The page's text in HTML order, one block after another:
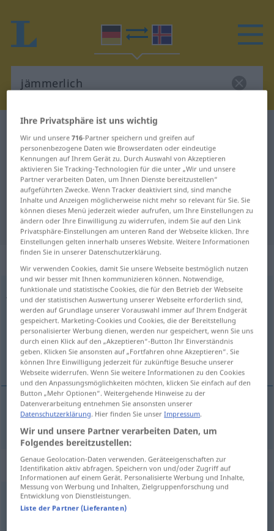
Deutsch-Isländisch Wörterbuch
Deutsch-Isländisch Übersetzung
für "jämmerlich"
"jämmerlich" Isländisch
Übersetzung
„jämmerlich“
jämmerlich
Übersicht aller Übersetzungen
(Für mehr Details die Übersetzung anklicken/antippen)
aumur
aumur jämmerlich
Synonyme für "jämmerlich"
minderwertig,gering,windig (ugs.)
Ihre Privatsphäre ist uns wichtig
Wir und unsere716-Partner speichern und greifen auf
personenbezogene Daten wie Browserdaten oder eindeutige
Kennungen auf Ihrem Gerät zu. Durch Auswahl von Akzeptieren
aktivieren Sie Tracking-Technologien für die unter „Wir und unsere
Partner verarbeiten Daten, um Ihnen Dienste bereitzustellen“
aufgeführten Zwecke. Wenn Tracker deaktiviert sind, sind manche
Inhalte und Anzeigen möglicherweise nicht mehr so relevant für Sie. Sie
können dieses Menü jederzeit wieder aufrufen, um Ihre Einstellungen zu
ändern oder Ihre Einwilligung zu widerrufen, indem Sie auf den Link
Privatsphäre-Einstellungen am unteren Rand der Webseite klicken. Ihre
Einstellungen gelten innerhalb unseres Website. Weitere Informationen
finden Sie in unserer Datenschutzerklärung.
Wir verwenden Cookies, damit Sie unsere Webseite bestmöglich nutzen
und wir besser mit Ihnen kommunizieren können. Notwendige,
funktionale und statistische Cookies, die für den Betrieb der Webseite
und der statistischen Auswertung unserer Webseite erforderlich sind,
werden auf Grundlage unserer Vorauswahl immer auf Ihrem Endgerät
gespeichert. Marketing-Cookies und Cookies, die der Bereitstellung
personalisierter Werbung dienen, werden nur gespeichert, wenn Sie uns
durch einen Klick auf den „Akzeptieren“-Button Ihr Einverständnis
geben. Klicken Sie ansonsten auf „Fortfahren ohne Akzeptieren“. Sie
können Ihre Einwilligung jederzeit für zukünftige Besuche unserer
Webseite widerrufen. Wenn Sie weitere Informationen zu den Cookies
und den Anpassungsmöglichkeiten möchten, klicken Sie einfach auf den
Button „Mehr Optionen“. Weitergehende Hinweise zu der
Datenverarbeitung entnehmen Sie ansonsten unserer
Datenschutzerklärung. Hier finden Sie unserImpressum.
Wir und unsere Partner verarbeiten Daten, um
Folgendes bereitzustellen:
Genaue Geolocation-Daten verwenden. Geräteeigenschaften zur
Identifikation aktiv abfragen. Speichern von und/oder Zugriff auf
Informationen auf einem Gerät. Personalisierte Werbung und Inhalte,
Messung von Werbung und Inhalten, Zielgruppenforschung und
Entwicklung von Dienstleistungen.
Liste der Partner (Lieferanten)